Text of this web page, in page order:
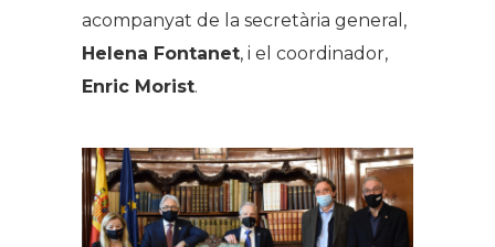
acompanyat de la secretària general,
Helena Fontanet, i el coordinador,
Enric Morist.